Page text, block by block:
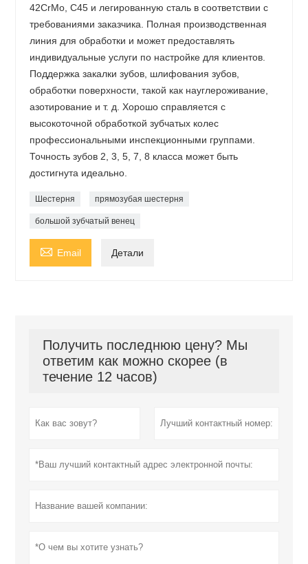
42CrMo, C45 и легированную сталь в соответствии с
требованиями заказчика. Полная производственная
линия для обработки и может предоставлять
индивидуальные услуги по настройке для клиентов.
Поддержка закалки зубов, шлифования зубов,
обработки поверхности, такой как науглероживание,
азотирование и т. д. Хорошо справляется с
высокоточной обработкой зубчатых колес
профессиональными инспекционными группами.
Точность зубов 2, 3, 5, 7, 8 класса может быть
достигнута идеально.
Шестерня прямозубая шестерня
большой зубчатый венец
 Email Детали
Получить последнюю цену? Мы
ответим как можно скорее (в
течение 12 часов)